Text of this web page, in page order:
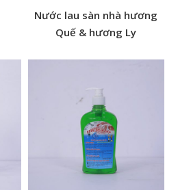
Nước lau sàn nhà hương
Quế & hương Ly